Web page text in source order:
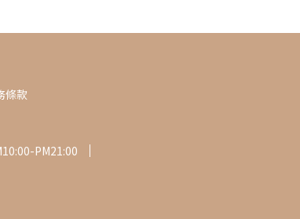
條款
PM21:00